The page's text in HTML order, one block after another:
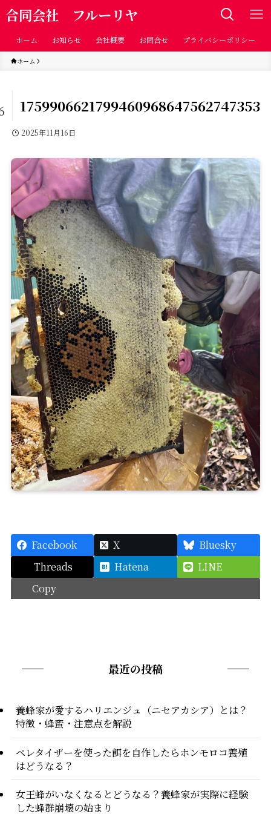
合同会社 フルーリヤ
ホーム お知らせ 会社概要 お問合せ プライバシーポリシー
ホーム
1759906621799460968647562747353
2025年11月16日
Facebook X
Bluesky
Threads
Hatena
LINE
Copy
最近の投稿
養蜂家が愛するハリエンジュ（ニセアカシア）とは？
特徴・蜂蜜・注意点を解説
ペレタイザーを使った餌を自作したらホンモロコ養殖
はどうなる？
女王蜂がいなくなるとどうなる？養蜂家が実際に経験
した蜂群崩壊の始まり